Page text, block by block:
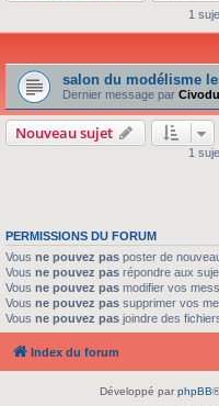
1
salon du modélisme
Dernier message par
Nouveau sujet
1
PERMISSIONS DU FORUM
Vous ne pouvez pas poster de
Vous ne pouvez pas répondre aux
Vous ne pouvez pas modifier vos
Vous ne pouvez pas supprimer vos
Vous ne pouvez pas joindre des
Index du forum
Développé par phpBB